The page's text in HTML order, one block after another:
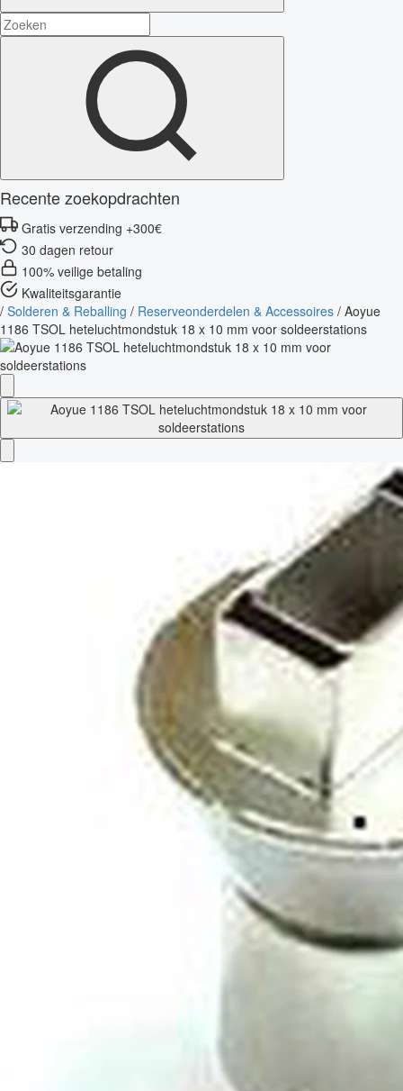
Recente zoekopdrachten
Gratis verzending +300€
30 dagen retour
100% veilige betaling
Kwaliteitsgarantie
/ Solderen & Reballing / Reserveonderdelen & Accessoires / Aoyue
1186 TSOL heteluchtmondstuk 18 x 10 mm voor soldeerstations